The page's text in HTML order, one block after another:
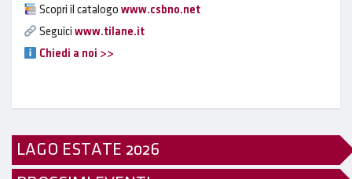
Scopri il catalogowww.csbno.net
Seguiciwww.tilane.it
Chiedi a noi >>
LAGO ESTATE 2026